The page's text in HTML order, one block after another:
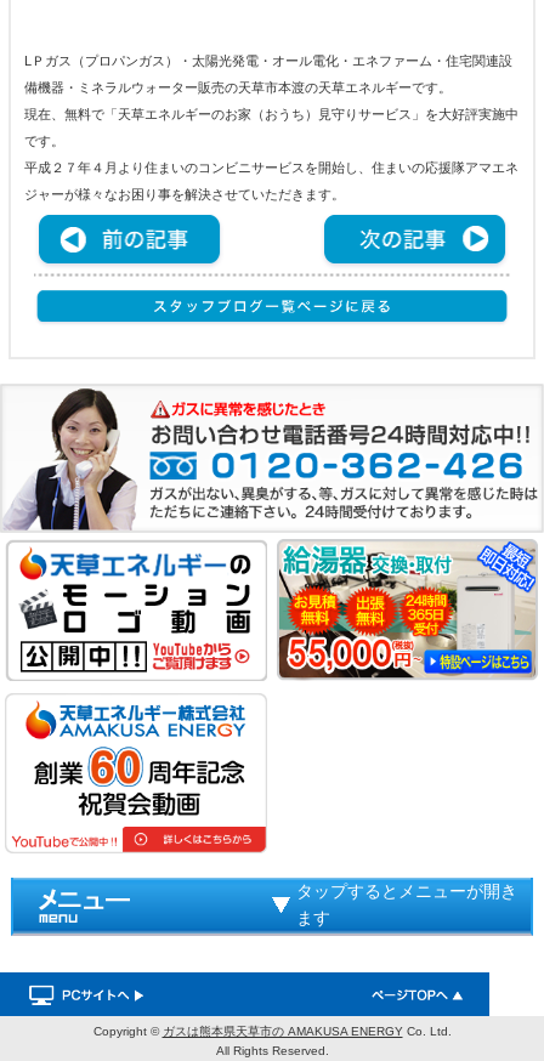
LＰガス（プロパンガス）・太陽光発電・オール電化・エネファーム・住宅関連設
備機器・ミネラルウォーター販売の天草市本渡の天草エネルギーです。
現在、無料で「天草エネルギーのお家（おうち）見守りサービス」を大好評実施中
です。
平成２７年４月より住まいのコンビニサービスを開始し、住まいの応援隊アマエネ
ジャーが様々なお困り事を解決させていただきます。
タップするとメニューが開き
ます
Copyright © ガスは熊本県天草市の AMAKUSA ENERGYCo. Ltd.
All Rights Reserved.